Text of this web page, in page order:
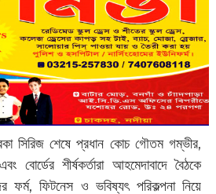
সিরিজ শেষে প্রধান কোচ গৌতম গম্ভীর,
শীর্ষকর্তারা আহমেদাবাদে বৈঠকে
ফর্ম, ফিটনেস ও ভবিষ্যৎ পরিকল্পনা নিয়ে